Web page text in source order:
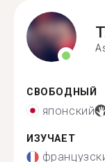
СВОБОДНЫЙ
японский
ИЗУЧАЕТ